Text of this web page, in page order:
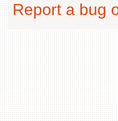
Report a bug